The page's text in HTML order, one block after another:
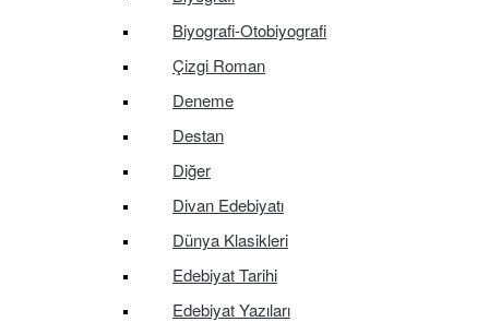
Biyografi-Otobiyografi
Çizgi Roman
Deneme
Destan
Diğer
Divan Edebiyatı
Dünya Klasikleri
Edebiyat Tarihi
Edebiyat Yazıları